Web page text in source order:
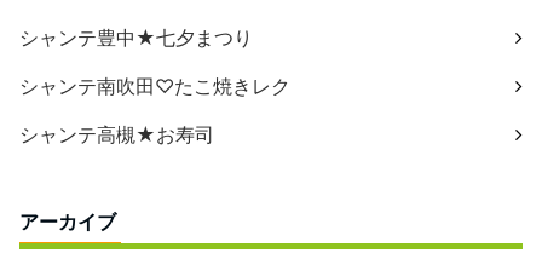
シャンテ豊中★七夕まつり
シャンテ南吹田♡たこ焼きレク
シャンテ高槻★お寿司
アーカイブ